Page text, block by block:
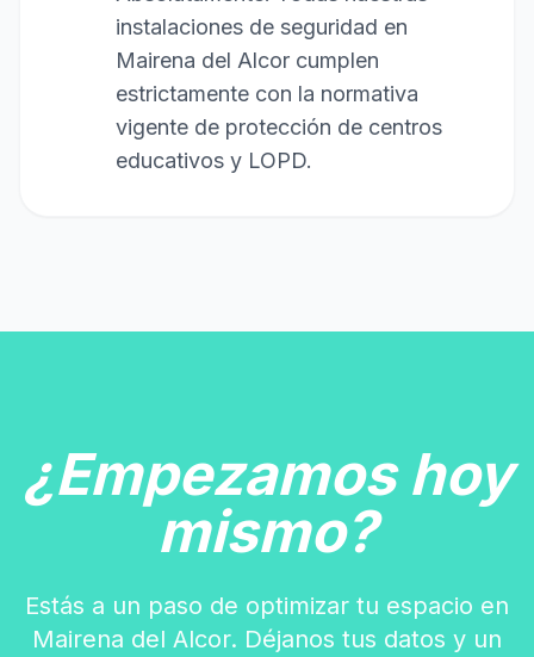
instalaciones de seguridad en
Mairena del Alcor cumplen
estrictamente con la normativa
vigente de protección de centros
educativos y LOPD.
¿Empezamos hoy
mismo?
Estás a un paso de optimizar tu espacio en
Mairena del Alcor. Déjanos tus datos y un